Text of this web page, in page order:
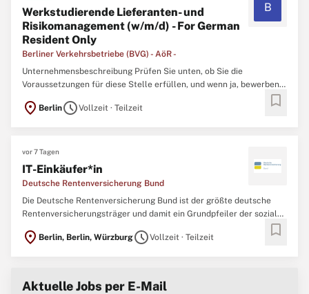
Werkstudierende Lieferanten- und
Risikomanagement (w/m/d) - For German
Resident Only
Berliner Verkehrsbetriebe (BVG) - AöR -
B
Unternehmensbeschreibung Prüfen Sie unten, ob Sie die
Voraussetzungen für diese Stelle erfüllen, und wenn ja, bewerben
Zentrale Funktionen der Geschäftseinheit Einkauf und Supply
location_on BerlinscheduleVollzeit · Teilzeit bookmark
vor 7 Tagen
IT-Einkäufer*in
Deutsche Rentenversicherung Bund
Die Deutsche Rentenversicherung Bund ist der größte deutsche
Rentenversicherungsträger und damit ein Grundpfeiler der sozialen
gesamtes Leben lang – vom Berufsanfang bis ins Rentenalter. 24,2
location_on Berlin, Berlin, WürzburgscheduleVollzeit · Teilzeit bookmark
Aktuelle Jobs per E-Mail